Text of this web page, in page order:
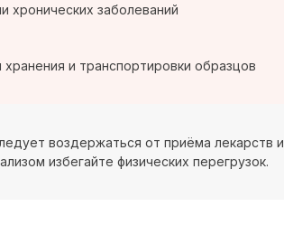
хронических заболеваний
и транспортировки образцов
воздержаться от приёма лекарств
избегайте физических перегрузок.